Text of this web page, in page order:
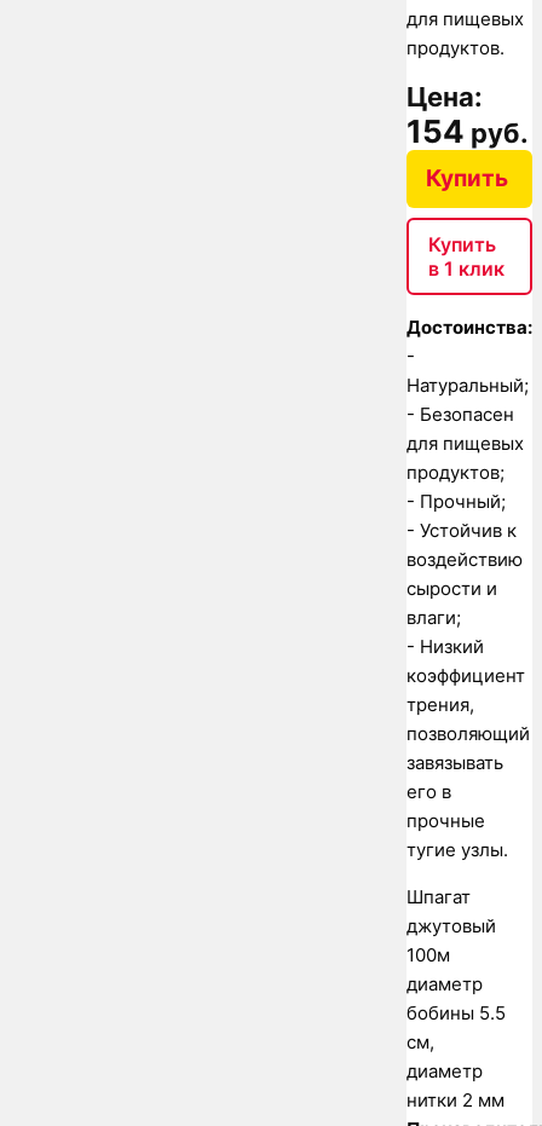
для пищевых
продуктов.
Цена:
154 руб.
Купить
Купить
в 1 клик
Достоинства:
-
Натуральный;
- Безопасен
для пищевых
продуктов;
- Прочный;
- Устойчив к
воздействию
сырости и
влаги;
- Низкий
коэффициент
трения,
позволяющий
завязывать
его в
прочные
тугие узлы.
Шпагат
джутовый
100м
диаметр
бобины 5.5
см,
диаметр
нитки 2 мм